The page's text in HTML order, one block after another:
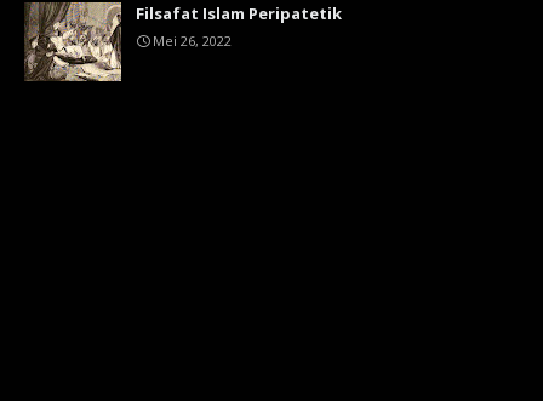
Filsafat Islam Peripatetik
Mei 26, 2022